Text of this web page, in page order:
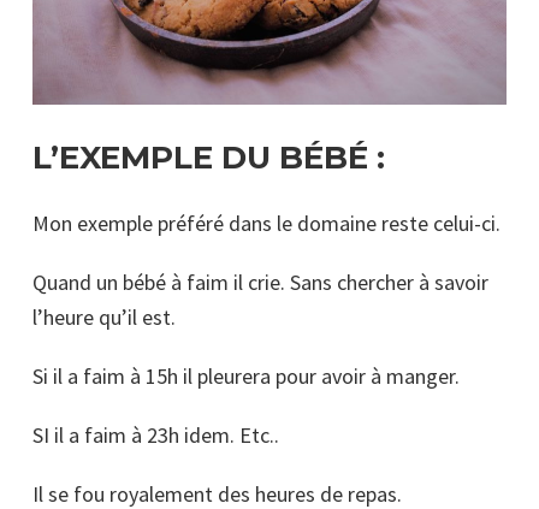
L’EXEMPLE DU BÉBÉ :
Mon exemple préféré dans le domaine reste celui-ci.
Quand un bébé à faim il crie. Sans chercher à savoir
l’heure qu’il est.
Si il a faim à 15h il pleurera pour avoir à manger.
SI il a faim à 23h idem. Etc..
Il se fou royalement des heures de repas.